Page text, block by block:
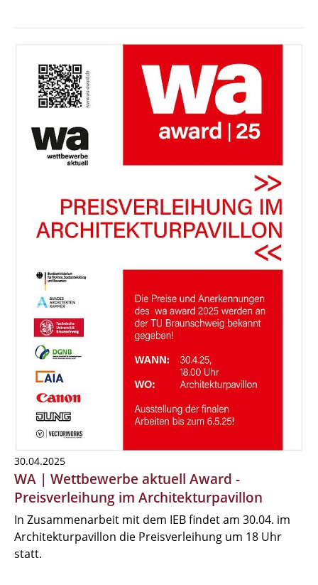
30.04.2025
WA | Wettbewerbe aktuell Award -
Preisverleihung im Architekturpavillon
In Zusammenarbeit mit dem IEB findet am 30.04. im
Architekturpavillon die Preisverleihung um 18 Uhr
statt.